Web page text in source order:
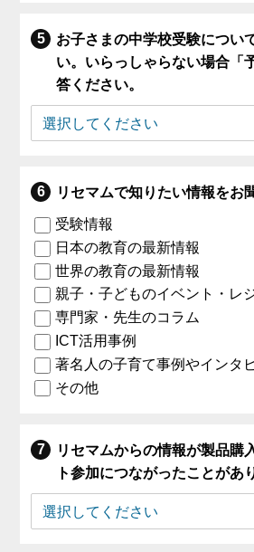
お子さまの中学校受験につい
い。いらっしゃらない場合「
答ください。
リセマムで知りたい情報をお
受験情報
日本の教育の最新情報
世界の教育の最新情報
親子・子どものイベント・レ
専門家・先生のコラム
ICT活用事例
著名人の子育て事例やインタ
その他
リセマムからの情報が製品購
ト参加につながったことがあ